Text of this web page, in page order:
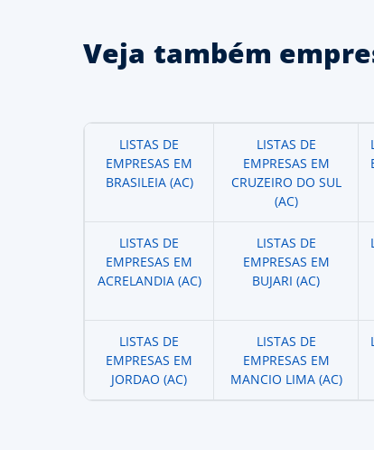
Veja também
LISTAS DE
EMPRESAS EM
BRASILEIA (AC)
LISTAS DE
EMPRESAS EM
CRUZEIRO DO SUL
(AC)
LISTAS DE
EMPRESAS EM
ACRELANDIA (AC)
LISTAS DE
EMPRESAS EM
BUJARI (AC)
LISTAS DE
EMPRESAS EM
JORDAO (AC)
LISTAS DE
EMPRESAS EM
MANCIO LIMA (AC)